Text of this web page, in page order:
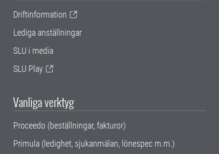
Driftinformation
Lediga anställningar
SLU i media
SLU Play
Vanliga verktyg
Proceedo (beställningar, fakturor)
Primula (ledighet, sjukanmälan, lönespec m.m.)